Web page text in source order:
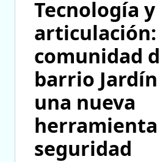
Tecnología y
articulación:
comunidad
barrio
una nueva
seguridad